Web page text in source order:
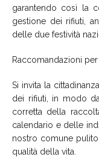
garantendo così la
gestione dei rifiuti,
delle due festività
Raccomandazioni
Si invita la
dei rifiuti, in modo
corretta della
calendario e delle
nostro comune
qualità della vita.